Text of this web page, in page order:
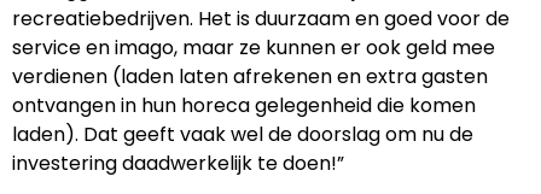
recreatiebedrijven. Het is duurzaam en goed voor de
service en imago, maar ze kunnen er ook geld mee
verdienen (laden laten afrekenen en extra gasten
ontvangen in hun horeca gelegenheid die komen
laden). Dat geeft vaak wel de doorslag om nu de
investering daadwerkelijk te doen!”